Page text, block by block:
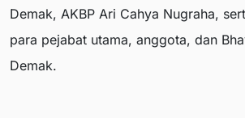
Demak, AKBP Ari Cahya Nugraha,
para pejabat utama, anggota, dan
Demak.